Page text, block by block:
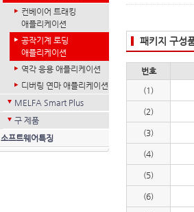
컨베이어 트래킹
애플리케이션
공작기계 로딩
애플리케이션
역각 응용 애플리케이션
디버링 연마 애플리케이션
MELFA Smart Plus
구 제품
소프트웨어특징
패키지 구성
번호
(1)
(2)
(3)
(4)
(5)
(6)